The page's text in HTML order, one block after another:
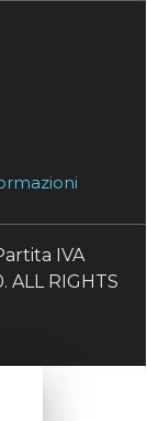
IVA
RIGHTS